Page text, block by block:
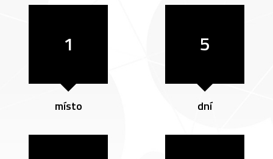
1
místo
5
dní